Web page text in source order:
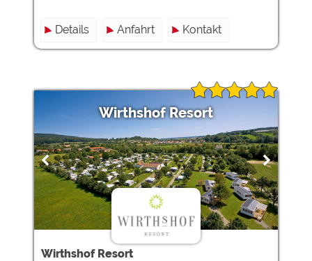
Details Anfahrt Kontakt
Wirthshof Resort
Wirthshof Resort